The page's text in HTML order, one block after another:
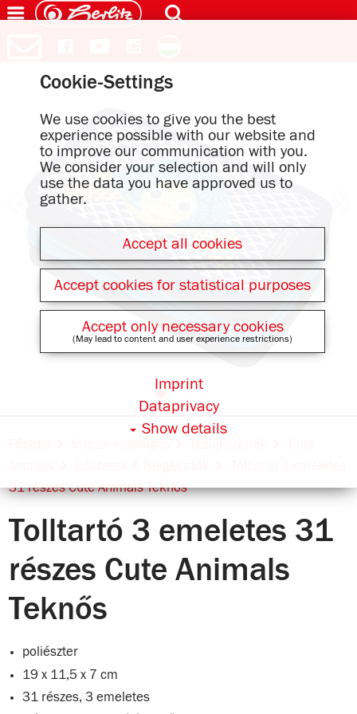
31 részes Cute Animals Teknős
Tolltartó 3 emeletes 31
részes Cute Animals
Teknős
poliészter
19 x 11,5 x 7 cm
31 részes, 3 emeletes
Cookie-Settings
We use cookies to give you the best
experience possible with our website and
to improve our communication with you.
We consider your selection and will only
use the data you have approved us to
gather.
Accept all cookies
Accept cookies for statistical purposes
Accept only necessary cookies
(May lead to content and user experience restrictions)
Show details
Dataprivacy
Imprint